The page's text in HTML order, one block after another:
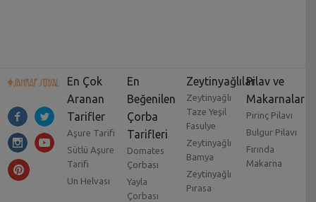
En Çok
Aranan
Tarifler
Aşure Tarifi
Sütlü Aşure
Tarifi
Un Helvası
En
Beğenilen
Çorba
Tarifleri
Domates
Çorbası
Yayla
Çorbası
Zeytinyağlılar
Zeytinyağlı
Taze Yeşil
Fasulye
Zeytinyağlı
Bamya
Zeytinyağlı
Pırasa
Pilav ve
Makarnalar
Pirinç Pilavı
Bulgur Pilavı
Fırında
Makarna